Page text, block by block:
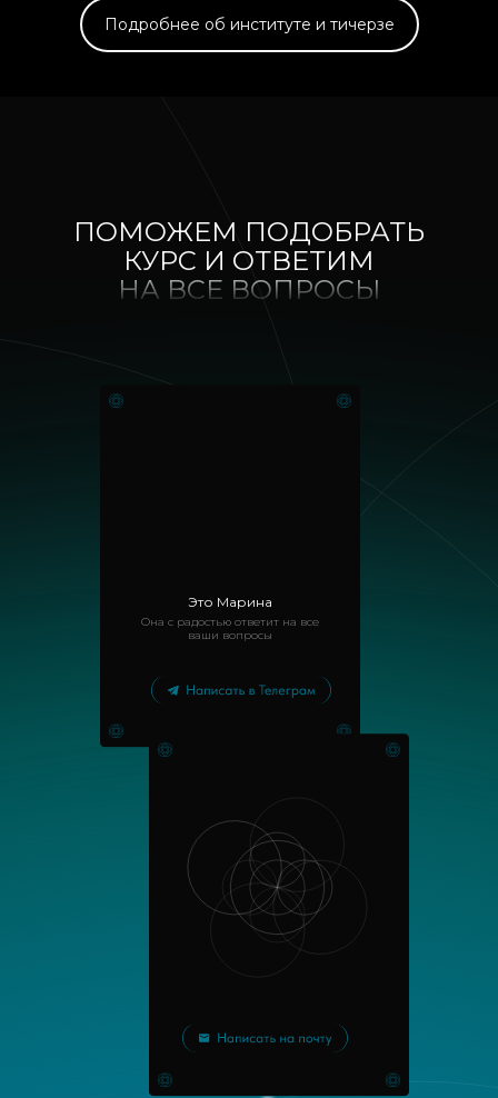
Подробнее об институте и тичерзе
ПОМОЖЕМ ПОДОБРАТЬ
КУРС И ОТВЕТИМ
НА ВСЕ ВОПРОСЫ
Она с радостью ответит на все
ваши вопросы
Это Марина